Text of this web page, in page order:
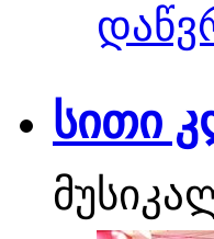
სითი